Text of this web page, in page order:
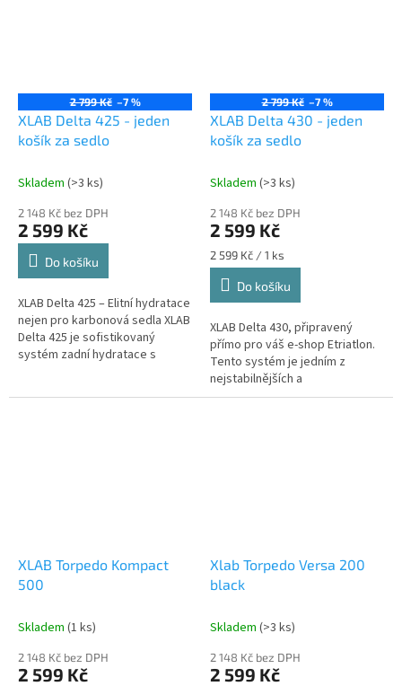
2 799 Kč –7 %
XLAB Delta 425 - jeden
košík za sedlo
Skladem (>3 ks)
2 148 Kč bez DPH
2 599 Kč
Do košíku
XLAB Delta 425 – Elitní hydratace
nejen pro karbonová sedla XLAB
Delta 425 je sofistikovaný
systém zadní hydratace s
2 799 Kč –7 %
XLAB Delta 430 - jeden
košík za sedlo
Skladem (>3 ks)
2 148 Kč bez DPH
2 599 Kč
Měrná
cena:
2 599 Kč / 1 ks
Do košíku
XLAB Delta 430, připravený
přímo pro váš e-shop Etriatlon.
Tento systém je jedním z
nejstabilnějších a
nejnastavitelnějších řešení pro
XLAB Torpedo Kompact
500
Skladem (1 ks)
2 148 Kč bez DPH
2 599 Kč
Xlab Torpedo Versa 200
black
Skladem (>3 ks)
2 148 Kč bez DPH
2 599 Kč